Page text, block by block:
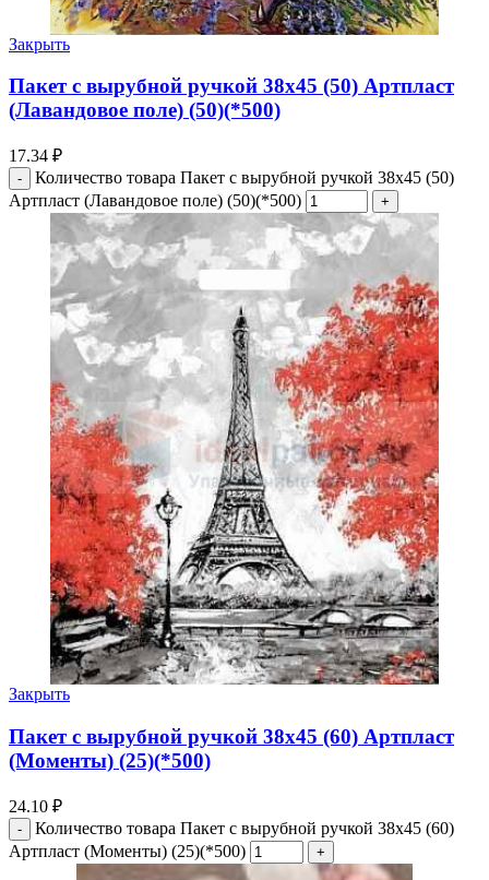
Закрыть
Пакет с вырубной ручкой 38х45 (50) Артпласт
(Лавандовое поле) (50)(*500)
17.34 ₽
Количество товара Пакет с вырубной ручкой 38х45 (50)
Артпласт (Лавандовое поле) (50)(*500)
Закрыть
Пакет с вырубной ручкой 38х45 (60) Артпласт
(Моменты) (25)(*500)
24.10 ₽
Количество товара Пакет с вырубной ручкой 38х45 (60)
Артпласт (Моменты) (25)(*500)